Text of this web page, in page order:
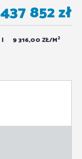
9 316,00 ZŁ/M2
437 852 zł